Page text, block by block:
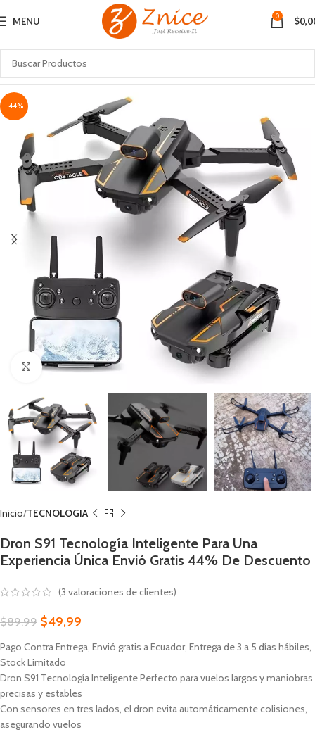
MENU 0 $
-44%
Click to enlarge
Inicio TECNOLOGIA
Dron S91 Tecnología Inteligente Para Una
Experiencia Única Envió Gratis 44% De Descuento
(3 valoraciones de clientes)
$89,99 $49,99
Pago Contra Entrega, Envió gratis a Ecuador, Entrega de 3 a 5 días hábiles,
Stock Limitado
Dron S91 Tecnología Inteligente Perfecto para vuelos largos y maniobras
precisas y estables
Con sensores en tres lados, el dron evita automáticamente colisiones,
asegurando vuelos